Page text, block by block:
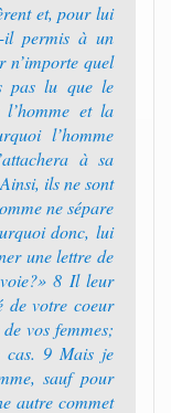
et, pour lui
il permis à un
n’importe quel
pas lu que le
l’homme et la
l’homme
à sa
ils ne sont
ne sépare
donc, lui
une lettre de
8 Il leur
de votre coeur
vos femmes;
cas. 9 Mais je
sauf pour
autre commet